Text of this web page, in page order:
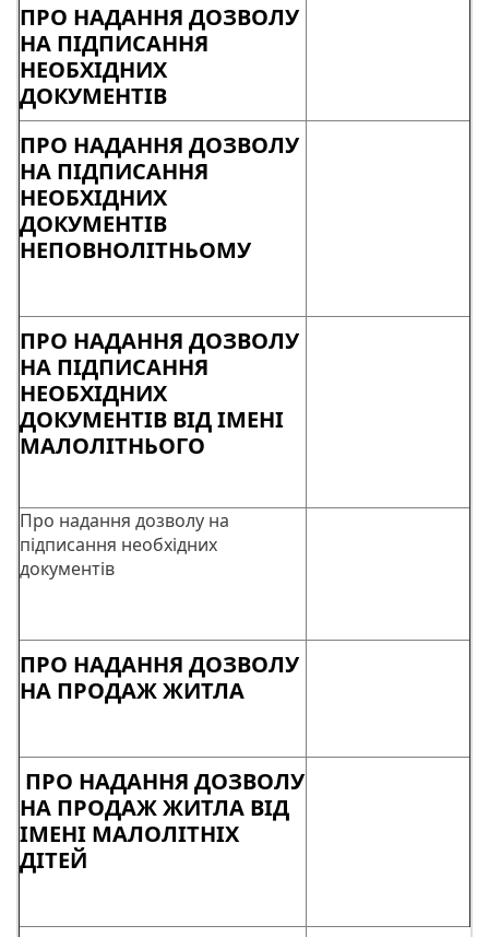
ПРО НАДАННЯ ДОЗВОЛУ
НА ПІДПИСАННЯ
НЕОБХІДНИХ
ДОКУМЕНТІВ
ПРО НАДАННЯ ДОЗВОЛУ
НА ПІДПИСАННЯ
НЕОБХІДНИХ
ДОКУМЕНТІВ
НЕПОВНОЛІТНЬОМУ
ПРО НАДАННЯ ДОЗВОЛУ
НА ПІДПИСАННЯ
НЕОБХІДНИХ
ДОКУМЕНТІВ ВІД ІМЕНІ
МАЛОЛІТНЬОГО
Про надання дозволу на
підписання необхідних
документів
ПРО НАДАННЯ ДОЗВОЛУ
НА ПРОДАЖ ЖИТЛА
ПРО НАДАННЯ ДОЗВОЛУ
НА ПРОДАЖ ЖИТЛА ВІД
ІМЕНІ МАЛОЛІТНІХ
ДІТЕЙ